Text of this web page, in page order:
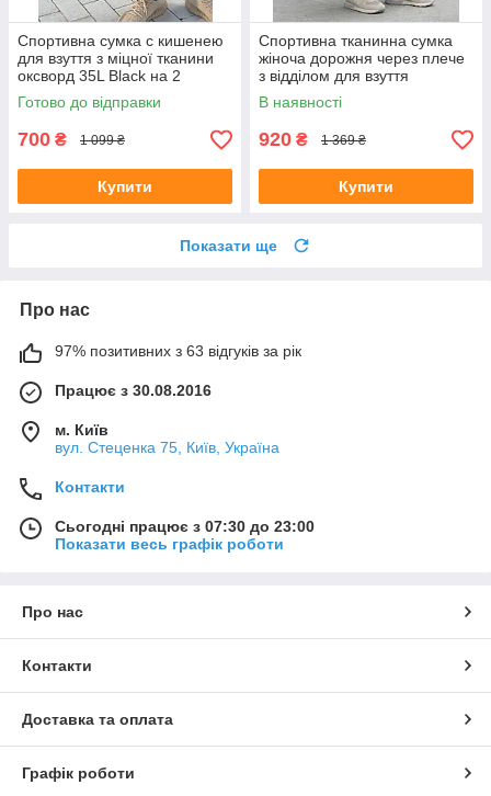
Спортивна сумка с кишенею
для взуття з міцної тканини
оксворд 35L Black на 2
відділення
Готово до відправки
700 ₴ 1 099 ₴
Купити
Спортивна тканинна сумка
жіноча дорожня через плече
з відділом для взуття
В наявності
920 ₴ 1 369 ₴
Купити
Показати ще
Про нас
97% позитивних з 63 відгуків за рік
Працює з 30.08.2016
м. Київ
вул. Стеценка 75, Київ, Україна
Контакти
Сьогодні працює з 07:30 до 23:00
Показати весь графік роботи
Про нас
Контакти
Доставка та оплата
Графік роботи